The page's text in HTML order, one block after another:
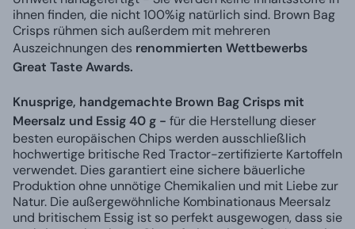
ihnen finden, die nicht 100%ig natürlich sind. Brown Bag
Crisps rühmen sich außerdem mit mehreren
Auszeichnungen des renommierten Wettbewerbs
Great Taste Awards.
Knusprige, handgemachte Brown Bag Crisps mit
Meersalz und Essig 40 g - für die Herstellung dieser
besten europäischen Chips werden ausschließlich
hochwertige britische Red Tractor-zertifizierte Kartoffeln
verwendet. Dies garantiert eine sichere bäuerliche
Produktion ohne unnötige Chemikalien und mit Liebe zur
Natur. Die außergewöhnliche Kombinationaus Meersalz
und britischem Essig ist so perfekt ausgewogen, dass sie